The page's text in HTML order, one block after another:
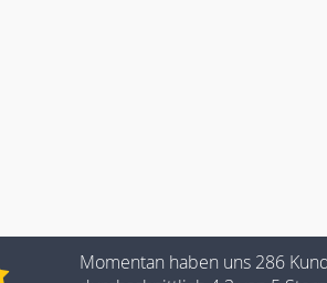
Momentan haben uns 286